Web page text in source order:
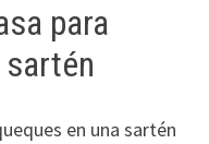
para
sartén
en una sartén